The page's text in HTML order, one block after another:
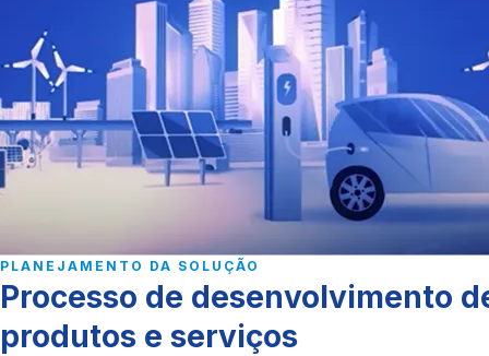
PLANEJAMENTO DA SOLUÇÃO
Processo de desenvolvimento
produtos e serviços